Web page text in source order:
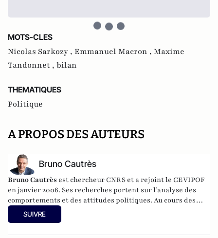
MOTS-CLES
Nicolas Sarkozy , Emmanuel Macron , Maxime
Tandonnet , bilan
THEMATIQUES
Politique
A PROPOS DES AUTEURS
Bruno Cautrès
Bruno Cautrès est chercheur CNRS et a rejoint le CEVIPOF
en janvier 2006. Ses recherches portent sur l’analyse des
comportements et des attitudes politiques. Au cours des
années récentes, il a participé à différentes recherches
françaises ou européennes portant sur la participation
SUIVRE